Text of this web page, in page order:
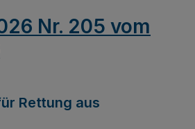
Nr. 205 vom
Rettung aus